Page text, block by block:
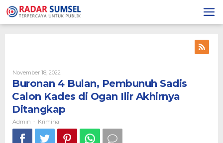
Skip
to
content
November 18, 2022
Admin
Buronan 4 Bulan, Pembunuh Sadis
Calon Kades di Ogan Ilir Akhirnya
Ditangkap
Admin - Kriminal